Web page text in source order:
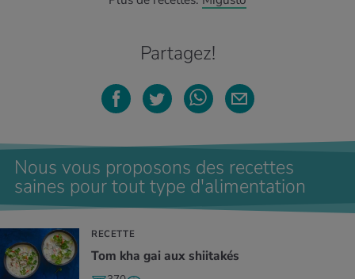
Partagez!
Nous vous proposons des recettes
saines pour tout type d'alimentation
RECETTE
Tom kha gai aux shiitakés